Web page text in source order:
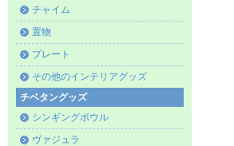
チャイム
置物
プレート
その他のインテリアグッズ
チベタングッズ
シンギングボウル
ヴァジュラ